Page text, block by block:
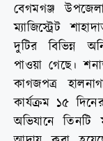
বেগমগঞ্জ
ম্যাজিস্ট্রেট
দুটির বিভিন্ন
পাওয়া গেছে।
কাগজপত্র
কার্যক্রম ১৫
অভিযানে